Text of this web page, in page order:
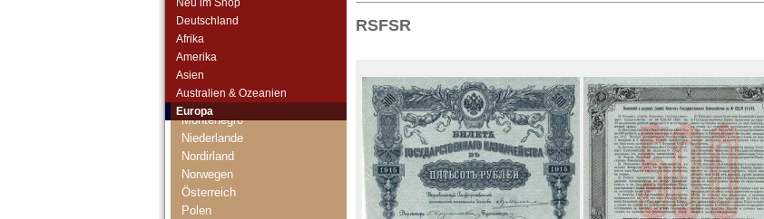
Deutschland
Afrika
Amerika
Asien
Australien & Ozeanien
Europa
Moldawien
Montenegro
Niederlande
Nordirland
Norwegen
Österreich
Polen
RSFSR